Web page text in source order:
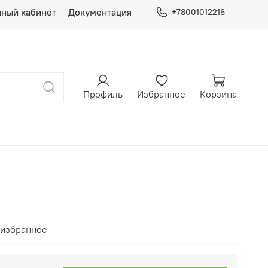
кабинет Документация +78001012216
Профиль Избранное Корзина